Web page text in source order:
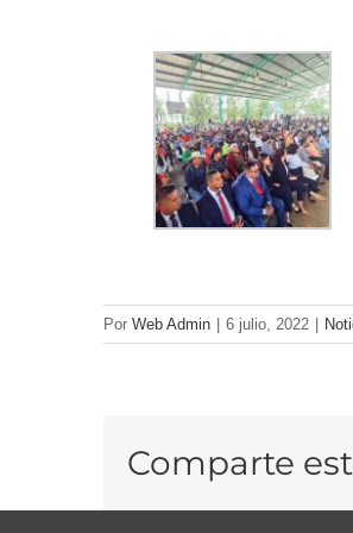
Por Web Admin | 6 julio, 2022 |
Comparte